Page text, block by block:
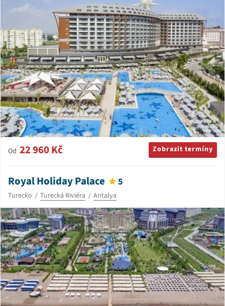
Od 22 960 Kč Zobrazit termíny
Royal Holiday Palace 5
Turecko Turecká Riviéra Antalya